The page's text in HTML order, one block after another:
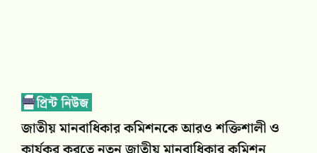
জাতীয় মানবাধিকার কমিশনকে আরও শক্তিশালী ও